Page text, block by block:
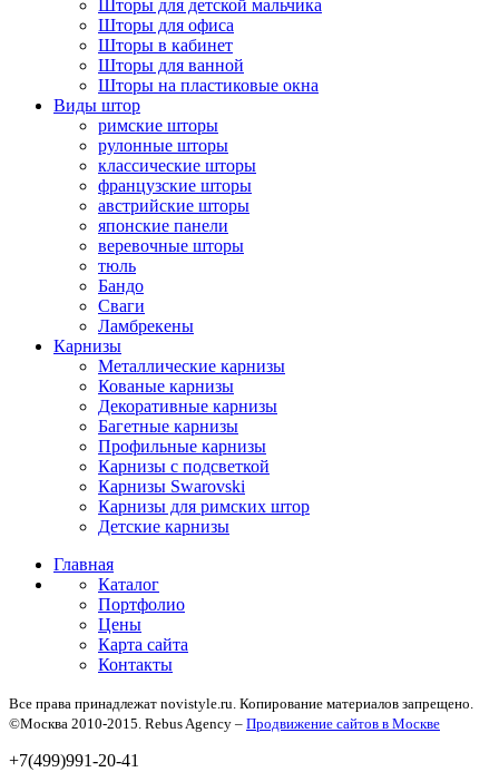
Шторы для детской мальчика
Шторы для офиса
Шторы в кабинет
Шторы для ванной
Шторы на пластиковые окна
Виды штор
римские шторы
рулонные шторы
классические шторы
французские шторы
австрийские шторы
японские панели
веревочные шторы
тюль
Бандо
Сваги
Ламбрекены
Карнизы
Металлические карнизы
Кованые карнизы
Декоративные карнизы
Багетные карнизы
Профильные карнизы
Карнизы с подсветкой
Карнизы Swarovski
Карнизы для римских штор
Детские карнизы
Главная
Каталог
Портфолио
Цены
Карта сайта
Контакты
Все права принадлежат novistyle.ru. Копирование материалов запрещено.
©Москва 2010-2015. Rebus Agency – Продвижение сайтов в Москве
+7(499)991-20-41